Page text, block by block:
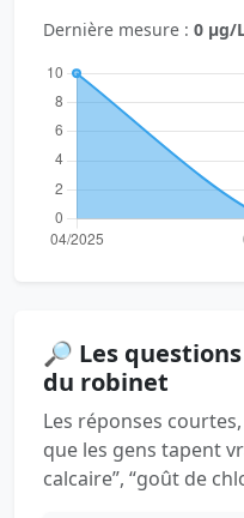
Dernière mesure : 0 µg/
🔎 Les
du robinet
Les réponses
que les gens tapent
calcaire”, “goût de